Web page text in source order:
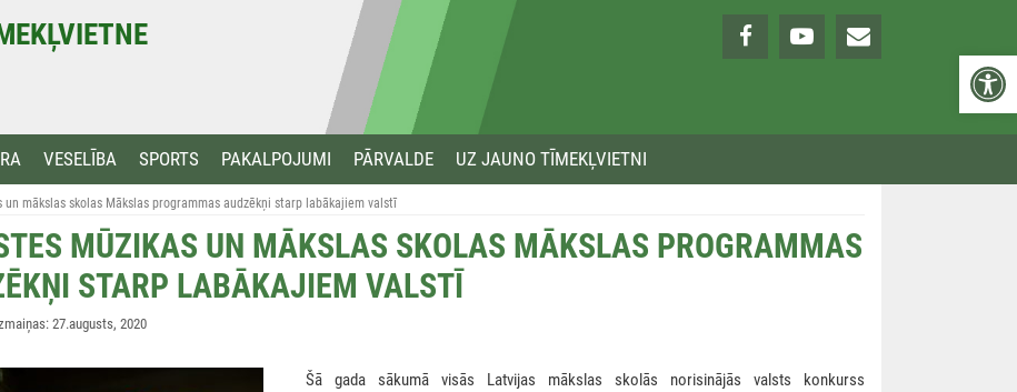
VESELĪBA SPORTS PAKALPOJUMI PĀRVALDE UZ JAUNO TĪMEKĻVIETNI
un mākslas skolas Mākslas programmas audzēkņi starp labākajiem valstī
MŪZIKAS UN MĀKSLAS SKOLAS MĀKSLAS PROGRAMMAS
STARP LABĀKAJIEM VALSTĪ
27.augusts, 2020
Šā gada sākumā visās Latvijas mākslas skolās norisinājās valsts konkurss